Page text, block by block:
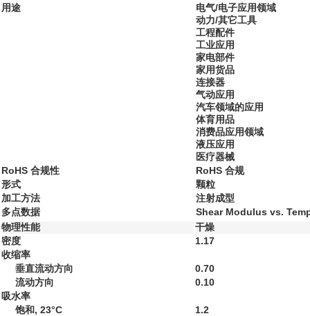
用途
电气/电子应用领域
动力/其它工具
工程配件
工业应用
家电部件
家用货品
连接器
气动应用
汽车领域的应用
体育用品
消费品应用领域
液压应用
医疗器械
RoHS 合规性
RoHS 合规
形式
颗粒
加工方法
注射成型
多点数据
Shear Modulus vs.
物理性能
干燥
密度
1.17
收缩率
垂直流动方向
0.70
流动方向
0.10
吸水率
饱和, 23°C
1.2